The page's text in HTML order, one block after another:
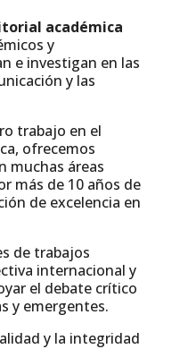
académica
y
e investigan en las
y las
trabajo en el
ofrecemos
muchas áreas
más de 10 años de
de excelencia en
de trabajos
internacional y
el debate crítico
y emergentes.
y la integridad